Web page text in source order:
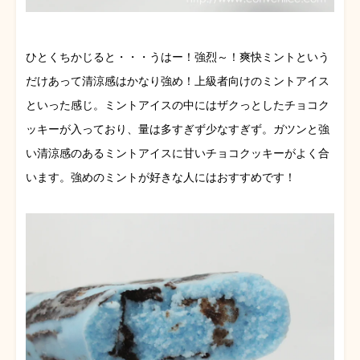
ひとくちかじると・・・うはー！強烈～！爽快ミントという
だけあって清涼感はかなり強め！上級者向けのミントアイス
といった感じ。ミントアイスの中にはザクっとしたチョコク
ッキーが入っており、量は多すぎず少なすぎず。ガツンと強
い清涼感のあるミントアイスに甘いチョコクッキーがよく合
います。強めのミントが好きな人にはおすすめです！